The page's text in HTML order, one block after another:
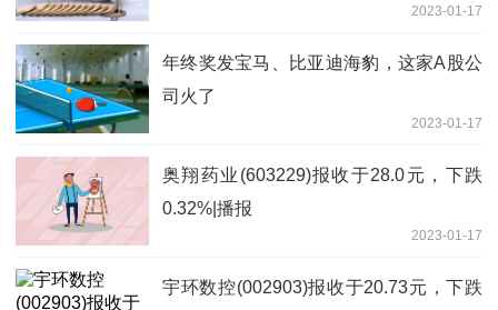
2023-01-17
年终奖发宝马、比亚迪海豹，这家A股公
司火了
2023-01-17
奥翔药业(603229)报收于28.0元，下跌
0.32%|播报
2023-01-17
宇环数控(002903)报收于20.73元，下跌